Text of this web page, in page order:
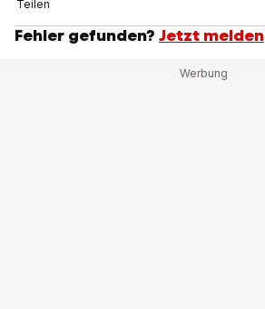
Teilen
Fehler gefunden? Jetzt melden